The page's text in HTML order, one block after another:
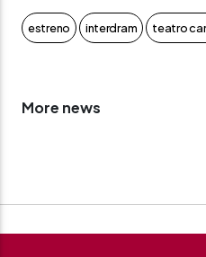
estreno interdram teatro
More news